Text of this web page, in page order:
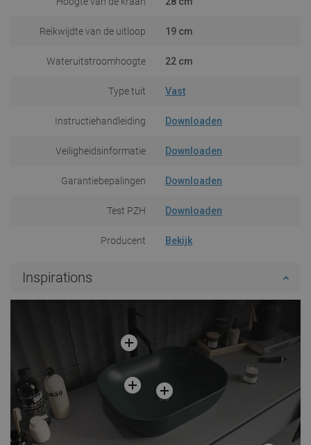
Reikwijdte van de uitloop 19 cm
Wateruitstroomhoogte 22 cm
Type tuit Vast
Instructiehandleiding Downloaden
Veiligheidsinformatie Downloaden
Garantiebepalingen Downloaden
Test PZH Downloaden
Producent Bekijk
Inspirations